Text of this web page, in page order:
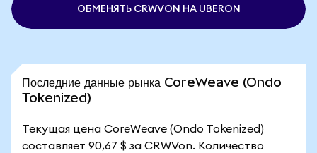
ОБМЕНЯТЬ CRWVON НА UBERON
Последние данные рынка CoreWeave (Ondo
Tokenized)
Текущая цена CoreWeave (Ondo Tokenized)
составляет 90,67 $ за CRWVon. Количество